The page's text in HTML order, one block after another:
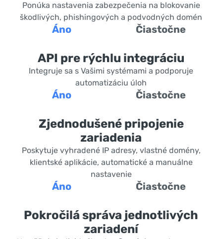
Ponúka nastavenia zabezpečenia na blokovanie
škodlivých, phishingových a podvodných domén
Áno Čiastočne
API pre rýchlu integráciu
Integruje sa s Vašimi systémami a podporuje
automatizáciu úloh
Áno Čiastočne
Zjednodušené pripojenie
zariadenia
Poskytuje vyhradené IP adresy, vlastné domény,
klientské aplikácie, automatické a manuálne
nastavenie
Áno Čiastočne
Pokročilá správa jednotlivých
zariadení